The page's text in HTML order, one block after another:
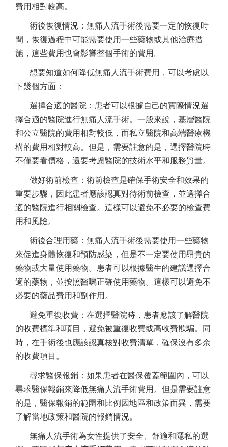
費用相對較高。
術後恢復情況：無痛人流手術後需要一定的恢復時
間，恢復過程中可能需要使用一些藥物或其他治療措
施，這些費用也會影響整個手術的費用。
想要知道如何降低無痛人流手術費用，可以考慮以
下幾個方面：
選擇合適的醫院：患者可以根據自己的實際情況選
擇合適的醫院進行無痛人流手術。一般來說，基層醫院
和公立醫院的費用相對較低，而私立醫院和高端醫療機
構的費用相對較高。但是，需要註意的是，選擇醫院時
不僅要看價格，還要考慮醫院的技術水平和服務質量。
做好術前檢查：術前檢查是確保手術安全和效果的
重要步驟，因此患者應該認真對待術前檢查，並選擇合
適的醫院進行相關檢查。這樣可以避免不必要的檢查費
用和風險。
術後合理用藥：無痛人流手術後需要使用一些藥物
來促進身體恢復和預防感染，但是不一定要使用昂貴的
藥物或大量使用藥物。患者可以根據醫生的建議選擇合
適的藥物，並按照醫囑正確使用藥物。這樣可以避免不
必要的藥品費用和副作用。
避免重復收費：在選擇醫院時，患者應該了解醫院
的收費標準和項目，避免被重復收費或高收費欺騙。同
時，在手術後也應該認真核對收費清單，確保沒有多余
的收費項目。
尋求醫保報銷：如果患者在醫保覆蓋範圍內，可以
尋求醫保報銷來降低無痛人流手術費用。但是需要註意
的是，醫保報銷的範圍和比例因地區和政策而異，需要
了解當地政策和醫院的報銷情況。
無痛人流手術為女性提供了安全、舒適和隱私的選